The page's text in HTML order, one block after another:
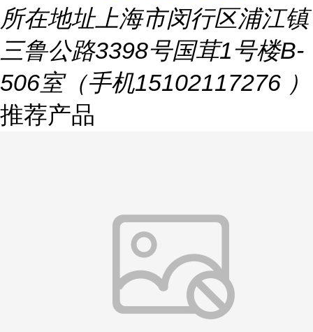
所在地址上海市闵行区浦江镇
三鲁公路3398号国茸1号楼B-
506室（手机15102117276 ）
推荐产品